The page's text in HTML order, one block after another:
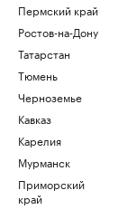
Пермский край
Ростов-на-Дону
Татарстан
Тюмень
Черноземье
Кавказ
Карелия
Мурманск
Приморский
край